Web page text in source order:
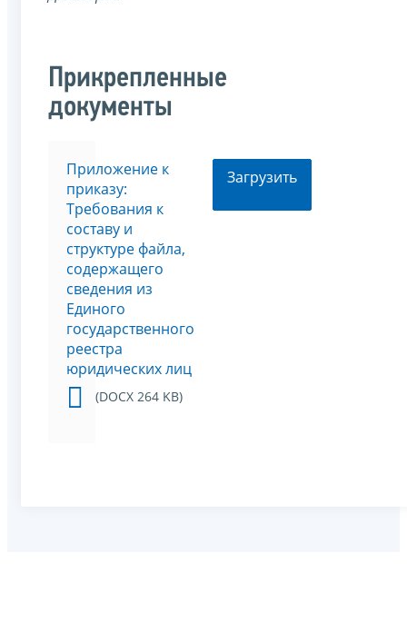
Прикрепленные
документы
Приложение к
приказу:
Требования к
составу и
структуре файла,
содержащего
сведения из
Единого
государственного
реестра
юридических лиц
(DOCX 264 KB)
Загрузить